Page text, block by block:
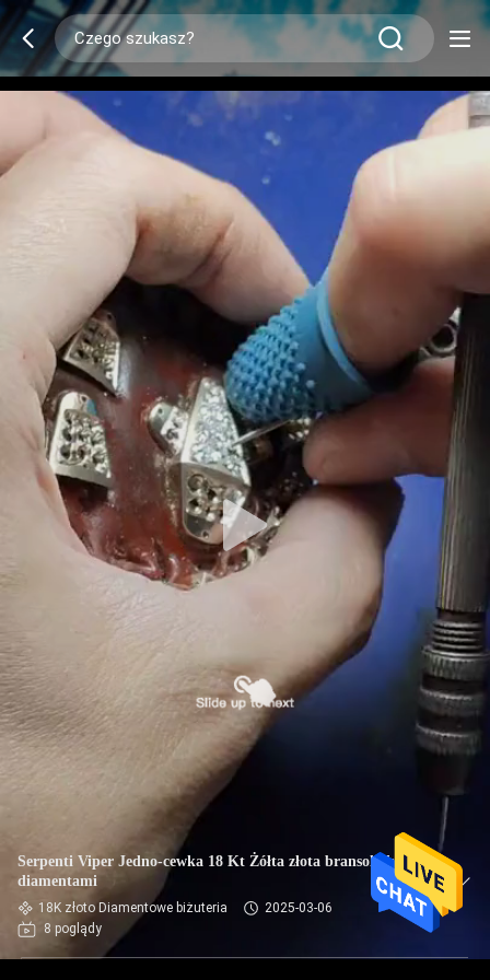
Serpenti Viper Jedno-cewka 18 Kt Żółta złota bransoletka z
diamentami
18K złoto Diamentowe biżuteria
2025-03-06
8 poglądy